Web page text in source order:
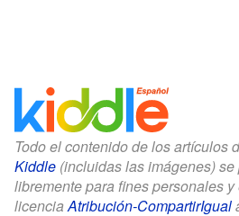
Todo el contenido de los artículos
Kiddle (incluidas las imágenes)
libremente para fines personales
licenciaAtribución-CompartirIgual